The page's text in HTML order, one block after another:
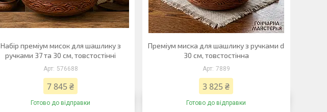
Набір преміум мисок для шашлику з
ручками 37 та 30 см, товстостінні
576688
7 845 ₴
Готово до відправки
Преміум миска для шашлику з ручками d
30 см, товстостінна
7889
3 825 ₴
Готово до відправки